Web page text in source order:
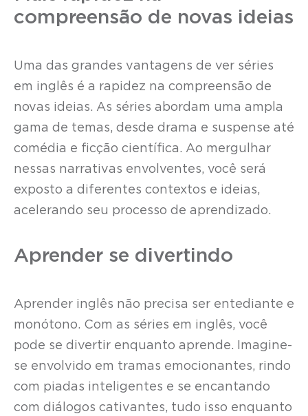
compreensão de novas ideias
Uma das grandes vantagens de ver séries
em inglês é a rapidez na compreensão de
novas ideias. As séries abordam uma ampla
gama de temas, desde drama e suspense até
comédia e ficção científica. Ao mergulhar
nessas narrativas envolventes, você será
exposto a diferentes contextos e ideias,
acelerando seu processo de aprendizado.
Aprender se divertindo
Aprender inglês não precisa ser entediante e
monótono. Com as séries em inglês, você
pode se divertir enquanto aprende. Imagine-
se envolvido em tramas emocionantes, rindo
com piadas inteligentes e se encantando
com diálogos cativantes, tudo isso enquanto